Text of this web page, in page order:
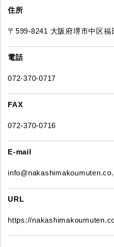
住所
〒599-8241 大阪府堺市中区福
電話
072-370-0717
FAX
072-370-0716
E-mail
URL
https://